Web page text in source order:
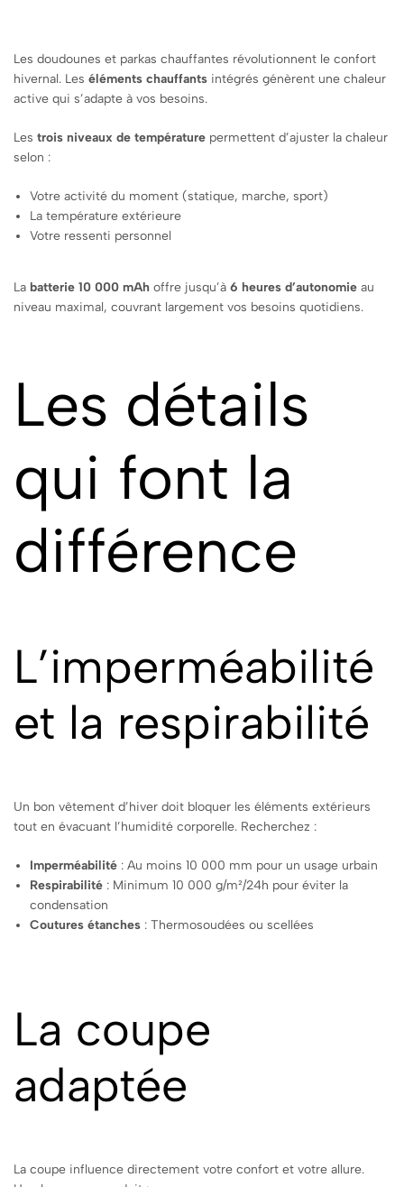
Les doudounes et parkas chauffantes révolutionnent le confort
hivernal. Les éléments chauffants intégrés génèrent une chaleur
active qui s’adapte à vos besoins.
Les trois niveaux de température permettent d’ajuster la chaleur
selon :
Votre activité du moment (statique, marche, sport)
La température extérieure
Votre ressenti personnel
La batterie 10 000 mAh offre jusqu’à 6 heures d’autonomie au
niveau maximal, couvrant largement vos besoins quotidiens.
Les détails
qui font la
différence
L’imperméabilité
et la respirabilité
Un bon vêtement d’hiver doit bloquer les éléments extérieurs
tout en évacuant l’humidité corporelle. Recherchez :
Imperméabilité : Au moins 10 000 mm pour un usage urbain
Respirabilité : Minimum 10 000 g/m²/24h pour éviter la
condensation
Coutures étanches : Thermosoudées ou scellées
La coupe
adaptée
La coupe influence directement votre confort et votre allure.